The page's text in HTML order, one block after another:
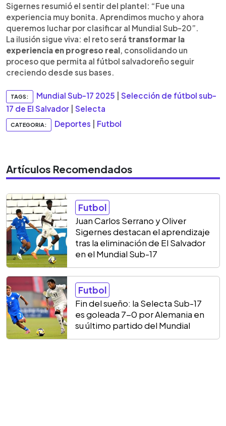
Sigernes resumió el sentir del plantel: “Fue una
experiencia muy bonita. Aprendimos mucho y ahora
queremos luchar por clasificar al Mundial Sub-20”.
La ilusión sigue viva: el reto será transformar la
experiencia en progreso real, consolidando un
proceso que permita al fútbol salvadoreño seguir
creciendo desde sus bases.
TAGS: Mundial Sub-17 2025
Selección de fútbol sub-
17 de El Salvador
Selecta
CATEGORIA: Deportes Futbol
Artículos Recomendados
Futbol
Juan Carlos Serrano y Oliver
Sigernes destacan el aprendizaje
tras la eliminación de El Salvador
en el Mundial Sub-17
Futbol
Fin del sueño: la Selecta Sub-17
es goleada 7-0 por Alemania en
su último partido del Mundial